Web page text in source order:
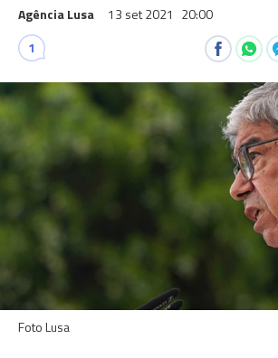
Agência Lusa 13 set 2021 20:00
1
Foto Lusa